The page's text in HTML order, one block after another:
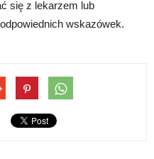
się z lekarzem lub
wskazówek.